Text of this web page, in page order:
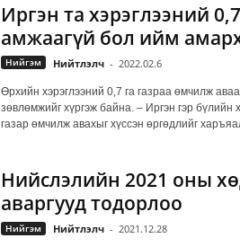
Иргэн та хэрэглээний
амжаагүй бол ийм
Нийгэм Нийтлэлч - 2022.02.6
Өрхийн хэрэглээний 0,7 га газраа өмчилж
зөвлөмжийг хүргэж байна. – Иргэн гэр бүлийн
газар өмчилж авахыг хүссэн өргөдлийг
Нийслэлийн 2021 оны
аваргууд тодорлоо
Нийгэм Нийтлэлч - 2021.12.28